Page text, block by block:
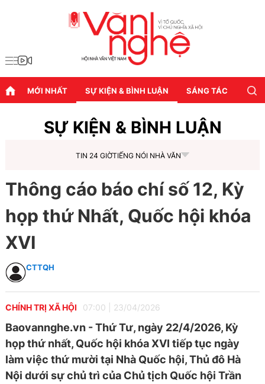
MỚI NHẤT SỰ KIỆN & BÌNH LUẬN SÁNG TÁC
SỰ KIỆN & BÌNH LUẬN
TIN 24 GIỜTIẾNG NÓI NHÀ VĂN
Thông cáo báo chí số 12, Kỳ
họp thứ Nhất, Quốc hội khóa
XVI
CTTQH
CHÍNH TRỊ XÃ HỘI 07:00 23/04/2026
Baovannghe.vn - Thứ Tư, ngày 22/4/2026, Kỳ
họp thứ nhất, Quốc hội khóa XVI tiếp tục ngày
làm việc thứ mười tại Nhà Quốc hội, Thủ đô Hà
Nội dưới sự chủ trì của Chủ tịch Quốc hội Trần